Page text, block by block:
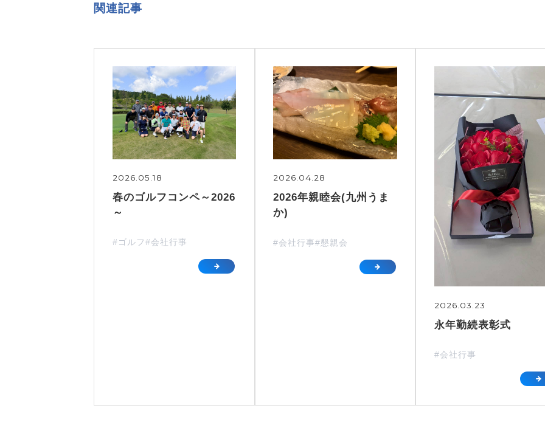
関連記事
2026.05.18
春のゴルフコンペ～2026
～
#ゴルフ #会社行事
2026.04.28
2026年親睦会(九州うま
か)
#会社行事#懇親会
2026.03.23
永年勤続表彰式
#会社行事